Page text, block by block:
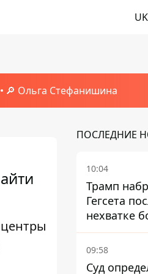
UK
🔎 Ольга Стефанишина
ПОСЛЕДНИЕ
10:04
Трамп
Гегсета
нехватке
требовал
09:58
Суд